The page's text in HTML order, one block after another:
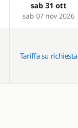
sab 31 ott
sab 07 nov 2026
Tariffa su richiesta